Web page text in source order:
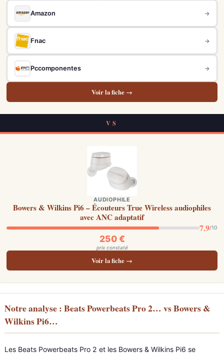
Amazon →
Fnac →
Pccomponentes →
Voir la fiche →
VS
AUDIOPHILE
Bowers & Wilkins Pi6 – Écouteurs True Wireless audiophiles
avec ANC adaptatif
7.9/10
250 €
prix constaté
Voir la fiche →
Notre analyse : Beats Powerbeats Pro 2… vs Bowers &
Wilkins Pi6…
Les Beats Powerbeats Pro 2 et les Bowers & Wilkins Pi6 se